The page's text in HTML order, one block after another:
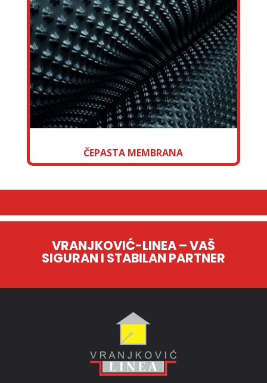
ČEPASTA MEMBRANA
VRANJKOVIĆ-LINEA – VAŠ
SIGURAN I STABILAN PARTNER